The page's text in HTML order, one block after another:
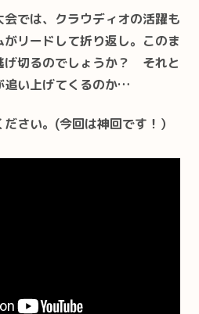
では、クラウディオの活躍も
リードして折り返し。このま
げ切るのでしょうか？ それと
追い上げてくるのか…
さい。(今回は神回です！）